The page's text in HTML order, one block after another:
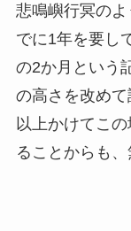
悲鳴嶼行冥の
でに1年を要し
の2か月という
の高さを改め
以上かけてこ
ることからも